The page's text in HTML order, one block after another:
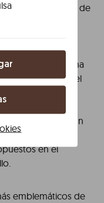
final de las fiestas de
otra de las
la Iglesia de San
que tiene el
de Pamplona
en las tiendas del
con el arte y la
en la Calle San
el Café Iruña, un
En definitiva,
en el
emblemáticos de